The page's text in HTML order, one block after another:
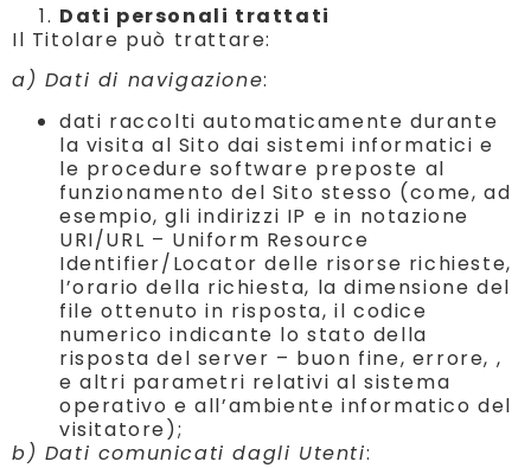
Dati personali trattati
Il Titolare può trattare:
a) Dati di navigazione:
dati raccolti automaticamente durante
la visita al Sito dai sistemi informatici e
le procedure software preposte al
funzionamento del Sito stesso (come, ad
esempio, gli indirizzi IP e in notazione
URI/URL – Uniform Resource
Identifier/Locator delle risorse richieste,
l’orario della richiesta, la dimensione del
file ottenuto in risposta, il codice
numerico indicante lo stato della
risposta del server – buon fine, errore, ,
e altri parametri relativi al sistema
operativo e all’ambiente informatico del
visitatore);
b) Dati comunicati dagli Utenti: